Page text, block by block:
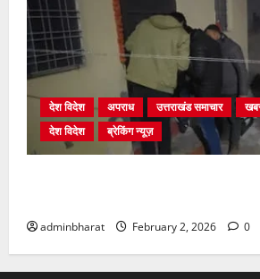
देश विदेश अपराध उत्तराखंड समाचार
देश विदेश
ब्रेकिंग न्यूज़
adminbharat February 2, 2026 0